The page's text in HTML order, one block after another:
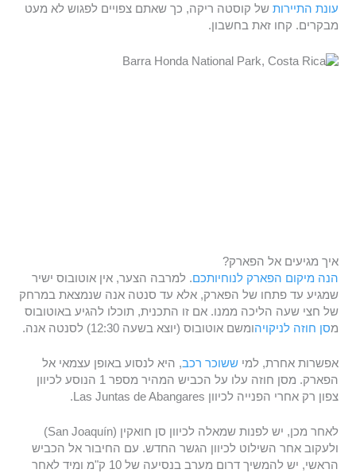
עונת התיירות של קוסטה ריקה, כך שאתם צפויים לפגוש לא מעט
מבקרים. קחו זאת בחשבון.
איך מגיעים אל הפארק?
הנה מיקום הפארק לנוחיותכם. למרבה הצער, אין אוטובוס ישיר
שמגיע עד פתחו של הפארק, אלא עד סנטה אנה שנמצאת במרחק
של חצי שעה הליכה ממנו. אם זו התכנית, תוכלו להגיע באוטובוס
מסן חוזה לניקויהומשם אוטובוס (יוצא בשעה 12:30) לסנטה אנה.
אפשרות אחרת, למיששוכר רכב, היא לנסוע באופן עצמאי אל
הפארק. מסן חוזה עלו על הכביש המהיר מספר 1 הנוסע לכיוון
צפון רק אחרי הפנייה לכיוון Las Juntas de Abangares.
לאחר מכן, יש לפנות שמאלה לכיוון סן חואקין (San Joaquín)
ולעקוב אחר השילוט לכיוון הגשר החדש. עם החיבור אל הכביש
הראשי, יש להמשיך דרום מערב בנסיעה של 10 ק"מ ומיד לאחר